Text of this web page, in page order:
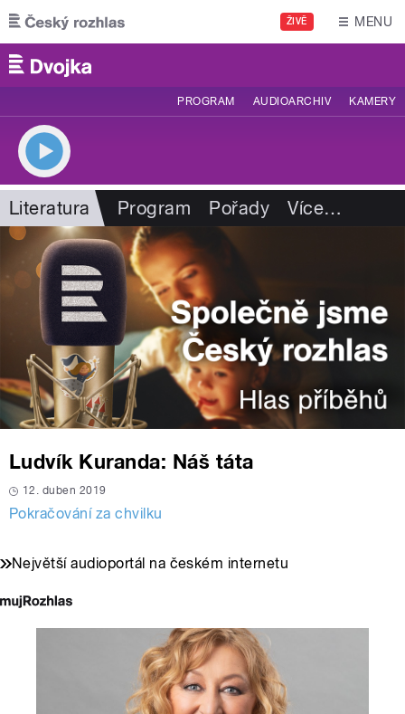
Přejít k hlavnímu obsahu
ŽIVĚ MENU
PROGRAM AUDIOARCHIV KAMERY
Literatura Program Pořady Více…
Ludvík Kuranda: Náš táta
12. duben 2019
Pokračování za chvilku
Největší audioportál na českém internetu